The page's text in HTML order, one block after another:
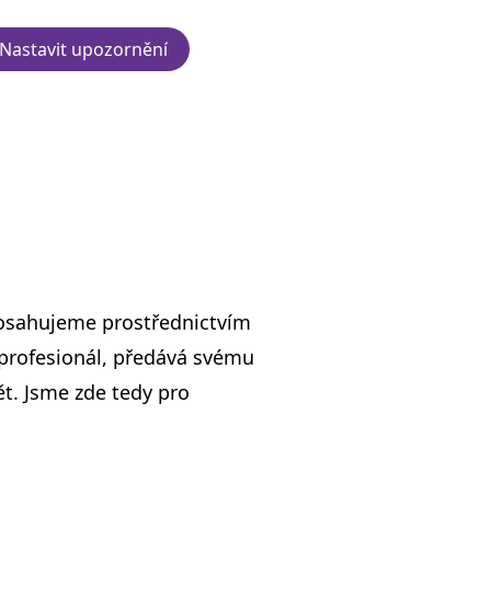
Nastavit upozornění
prostřednictvím
předává svému
Jsme zde tedy pro